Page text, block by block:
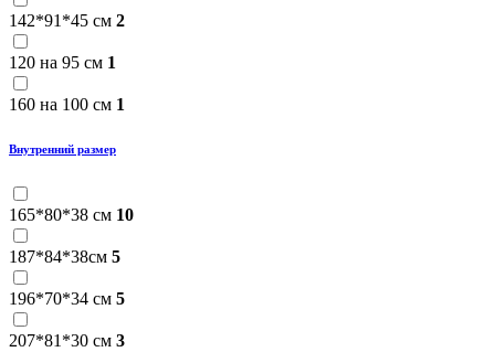
142*91*45 см 2
120 на 95 см 1
160 на 100 см 1
Внутренний размер
165*80*38 см 10
187*84*38см 5
196*70*34 см 5
207*81*30 см 3